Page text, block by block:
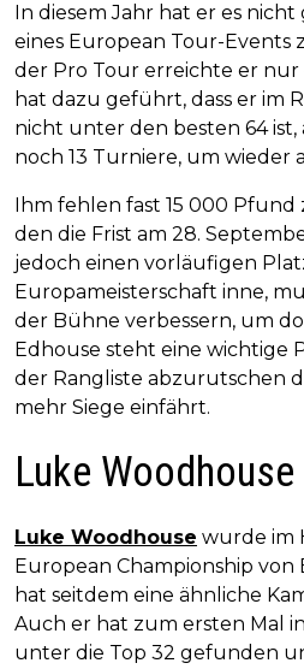
In diesem Jahr hat er es
eines European Tour-Events
der Pro Tour erreichte er nur
hat dazu geführt, dass er im
nicht unter den besten 64 ist,
noch 13 Turniere, um wieder
Ihm fehlen fast 15 000 Pfund
den die Frist am 28.
jedoch einen vorläufigen
Europameisterschaft inne,
der Bühne verbessern, um
Edhouse steht eine wichtige
der Rangliste abzurutschen
mehr Siege einfährt.
Luke Woodhouse
Luke Woodhouse wurde im
European Championship von
hat seitdem eine ähnliche
Auch er hat zum ersten Mal
unter die Top 32 gefunden